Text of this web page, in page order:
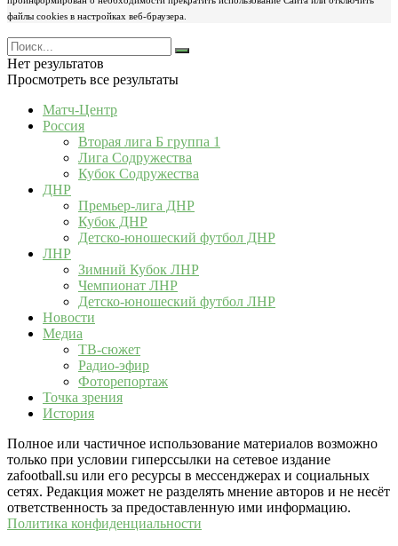
файлы cookies в настройках веб-браузера.
Нет результатов
Просмотреть все результаты
Матч-Центр
Россия
Вторая лига Б группа 1
Лига Содружества
Кубок Содружества
ДНР
Премьер-лига ДНР
Кубок ДНР
Детско-юношеский футбол ДНР
ЛНР
Зимний Кубок ЛНР
Чемпионат ЛНР
Детско-юношеский футбол ЛНР
Новости
Медиа
ТВ-сюжет
Радио-эфир
Фоторепортаж
Точка зрения
История
Полное или частичное использование материалов возможно
только при условии гиперссылки на сетевое издание
zafootball.su или его ресурсы в мессенджерах и социальных
сетях. Редакция может не разделять мнение авторов и не несёт
ответственность за предоставленную ими информацию.
Политика конфиденциальности